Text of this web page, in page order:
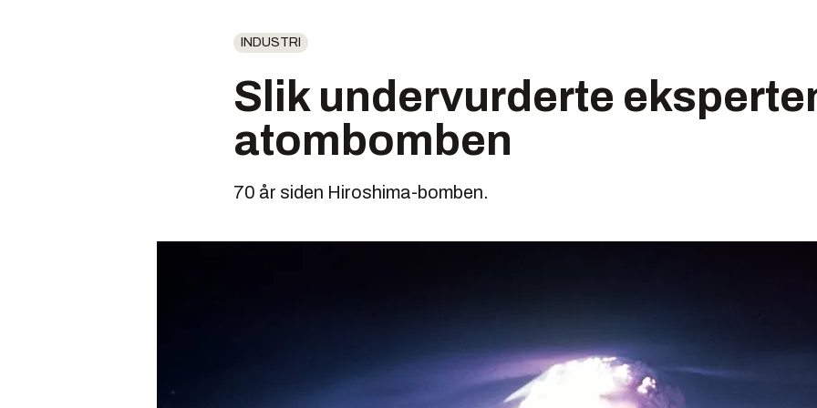
INDUSTRI
Slik undervurderte
atombomben
70 år siden Hiroshima-bomben.